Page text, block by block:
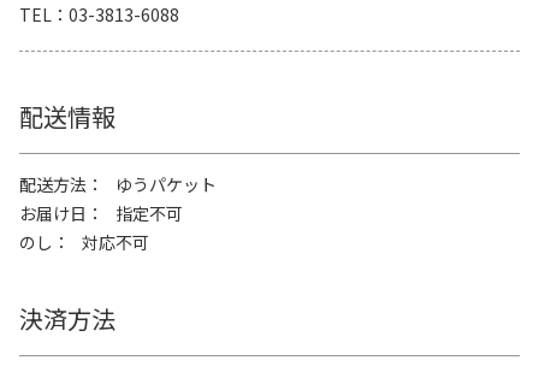
TEL
03-3813-6088
配送情報
配送方法
ゆうパケット
お届け日
指定不可
のし
対応不可
決済方法